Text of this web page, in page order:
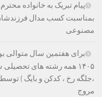
پیام تبریک به خانواده
بمناسبت کسب مدال
مصنوعی
برای هفتمین سال
۱۴۰۵ همه رشته های
،جلگه رخ ، کدکن و بایگ )
مروج